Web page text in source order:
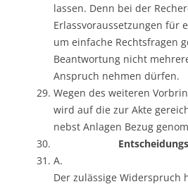
lassen. Denn bei der
Erlassvoraussetzungen für
um einfache Rechtsfragen
Beantwortung nicht
Anspruch nehmen dürfen.
Wegen des weiteren
wird auf die zur Akte
nebst Anlagen Bezug
A.
Der zulässige Widerspruch